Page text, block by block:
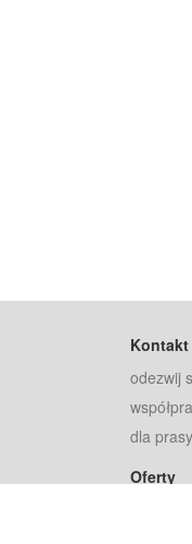
Kontakt
odezwij
dla prasy
Oferty